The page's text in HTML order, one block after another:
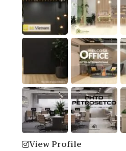
View Profile